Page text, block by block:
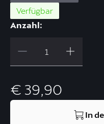
Verfügbar
Anzahl:
€ 39,90
In